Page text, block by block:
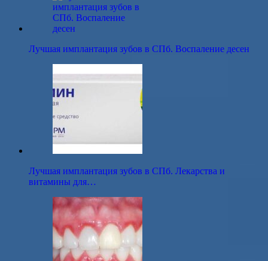
Лучшая имплантация зубов в СПб. Воспаление десен
Лучшая имплантация зубов в СПб. Лекарства и
витамины для…